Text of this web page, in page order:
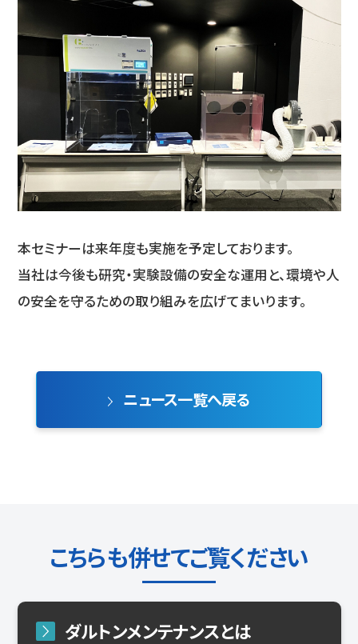
本セミナーは来年度も実施を予定しております。
当社は今後も研究・実験設備の安全な運用と、環境や人
の安全を守るための取り組みを広げてまいります。
ニュース一覧へ戻る
こちらも併せてご覧ください
ダルトンメンテナンスとは